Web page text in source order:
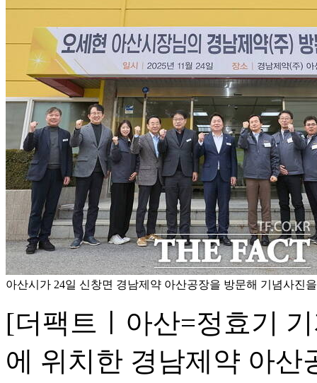
아산시가 24일 신창면 경남제약 아산공장을 방문해 기념사진
[더팩트ㅣ아산=정효기
에 위치한 경남제약 아산